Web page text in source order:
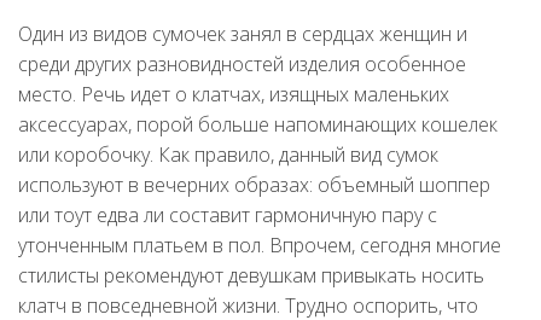
Один из видов сумочек занял в сердцах женщин и
среди других разновидностей изделия особенное
место. Речь идет о клатчах, изящных маленьких
аксессуарах, порой больше напоминающих кошелек
или коробочку. Как правило, данный вид сумок
используют в вечерних образах: объемный шоппер
или тоут едва ли составит гармоничную пару с
утонченным платьем в пол. Впрочем, сегодня многие
стилисты рекомендуют девушкам привыкать носить
клатч в повседневной жизни. Трудно оспорить, что